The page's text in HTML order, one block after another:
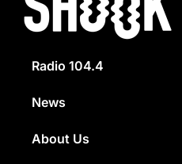
Radio 104.4
News
About Us